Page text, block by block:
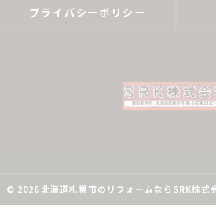
プライバシーポリシー
© 2026 北海道札幌市のリフォームならSRK株式